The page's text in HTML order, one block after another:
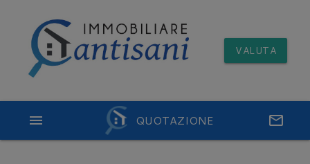
VALUTA
QUOTAZIONE email
menu